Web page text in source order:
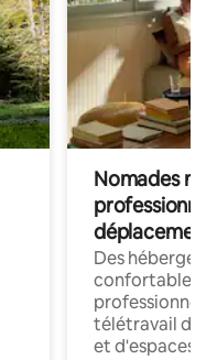
Nomades
déplacement
Des
confortables
professionnels
télétravail
et d'espaces